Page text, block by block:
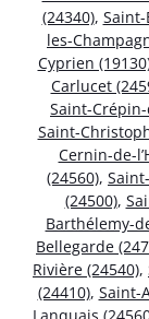
(24340),
les-
Cyprien
Carlucet
Saint-Crépin-
Saint-
Cernin-de-
(24560),
(24500),
Barthélemy-
Bellegarde
Rivière (24540),
(24410), Saint-